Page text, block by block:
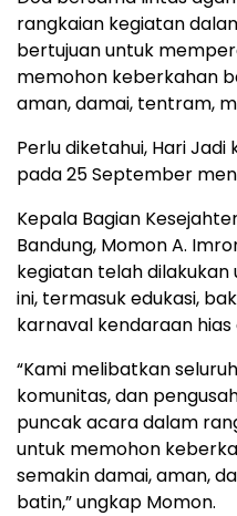
rangkaian kegiatan
bertujuan untuk
memohon keberkahan
aman, damai, tentram,
Perlu diketahui, Hari
pada 25 September
Kepala Bagian
Bandung, Momon A.
kegiatan telah
ini, termasuk edukasi,
karnaval kendaraan
“Kami melibatkan
komunitas, dan
puncak acara dalam
untuk memohon
semakin damai, aman,
batin,” ungkap Momon.